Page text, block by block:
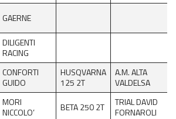
GAERNE
DILIGENTI
RACING
CONFORTI
GUIDO
HUSQVARNA
125 2T
A.M. ALTA
VALDELSA
MORI
NICCOLO’
BETA 250 2T
TRIAL DAVID
FORNAROLI